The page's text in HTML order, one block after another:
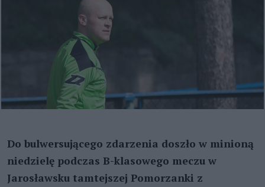
Do bulwersującego zdarzenia doszło w minioną
niedzielę podczas B-klasowego meczu w
Jarosławsku tamtejszej Pomorzanki z